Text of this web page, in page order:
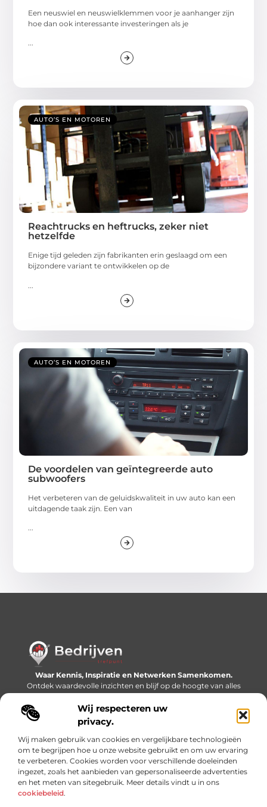
Wij respecteren uw
privacy.
Wij maken gebruik van cookies en vergelijkbare technologieën
om te begrijpen hoe u onze website gebruikt en om uw ervaring
te verbeteren. Cookies worden voor verschillende doeleinden
ingezet, zoals het aanbieden van gepersonaliseerde advertenties
en het meten van sitegebruik. Meer details vindt u in ons
cookiebeleid.
Een neuswiel en neuswielklemmen voor je aanhanger zijn
hoe dan ook interessante investeringen als je
...
AUTO’S EN MOTOREN
Reachtrucks en heftrucks, zeker niet
hetzelfde
Enige tijd geleden zijn fabrikanten erin geslaagd om een
bijzondere variant te ontwikkelen op de
AUTO’S EN MOTOREN
De voordelen van geïntegreerde auto
subwoofers
Het verbeteren van de geluidskwaliteit in uw auto kan een
uitdagende taak zijn. Een van
Waar Kennis, Inspiratie en Netwerken Samenkomen.
Ontdek waardevolle inzichten en blijf op de hoogte van alles
wat er speelt in de wereld.
Bericht categorie
Onze informatie